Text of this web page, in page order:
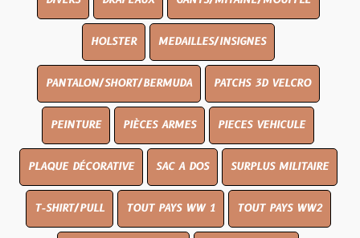
HOLSTER MEDAILLES/INSIGNES
PANTALON/SHORT/BERMUDA PATCHS 3D VELCRO
PEINTURE PIÈCES ARMES PIECES VEHICULE
PLAQUE DÉCORATIVE SAC A DOS SURPLUS MILITAIRE
T-SHIRT/PULL TOUT PAYS WW 1 TOUT PAYS WW2